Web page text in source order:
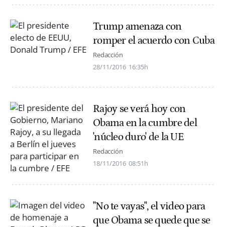
Trump amenaza con
romper el acuerdo con Cuba
Redacción
28/11/2016 16:35h
Rajoy se verá hoy con
Obama en la cumbre del
'núcleo duro' de la UE
Redacción
18/11/2016 08:51h
"No te vayas", el video para
que Obama se quede que se